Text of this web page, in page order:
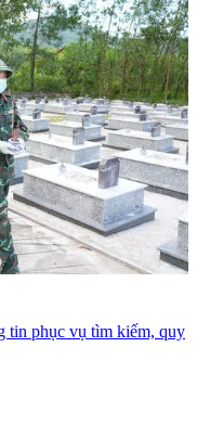
tin phục vụ tìm kiếm, quy